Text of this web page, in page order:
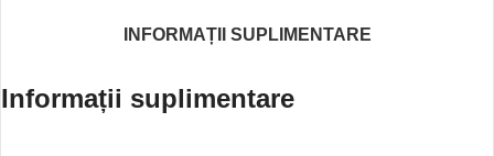
INFORMAȚII SUPLIMENTARE
Informații suplimentare